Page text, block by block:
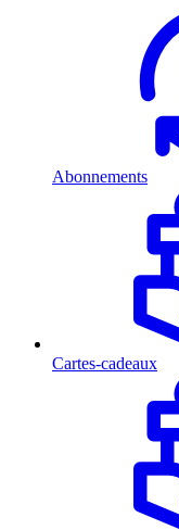
Abonnements
Cartes-cadeaux